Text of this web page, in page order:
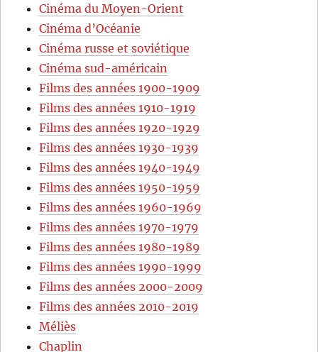
Cinéma du Moyen-Orient
Cinéma d’Océanie
Cinéma russe et soviétique
Cinéma sud-américain
Films des années 1900-1909
Films des années 1910-1919
Films des années 1920-1929
Films des années 1930-1939
Films des années 1940-1949
Films des années 1950-1959
Films des années 1960-1969
Films des années 1970-1979
Films des années 1980-1989
Films des années 1990-1999
Films des années 2000-2009
Films des années 2010-2019
Méliès
Chaplin